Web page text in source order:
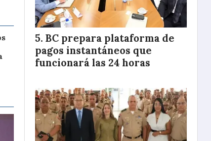
BC prepara plataforma de
pagos instantáneos que
funcionará las 24 horas